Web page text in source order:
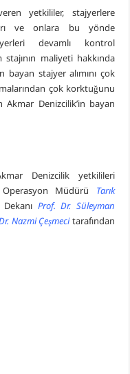
yetkililer, stajyerlere
ve onlara bu yönde
devamlı kontrol
maliyeti hakkında
stajyer alımını çok
çok korktuğunu
Denizcilik’in bayan
Denizcilik yetkilileri
Müdürü Tarık
Prof. Dr. Süleyman
Nazmi Çeşmecitarafından